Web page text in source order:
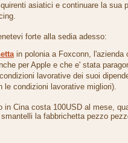
asiatici e continuare la sua
forte alla sedia adesso:
in polonia a Foxconn, l'azienda
per Apple e che e' stata
lavorative dei suoi
le condizioni lavorative migliori).
in Cina costa 100USD al mese,
la fabbrichetta pezzo